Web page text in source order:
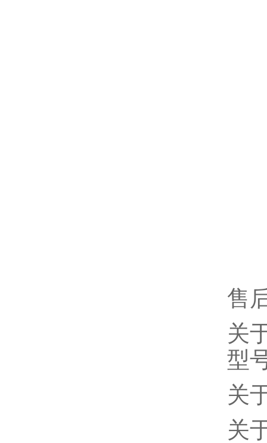
售
关
型
关
关